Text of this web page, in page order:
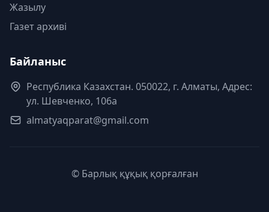
Жазылу
Газет архиві
Байланыс
Республика Казахстан. 050022, г. Алматы, Адрес:
ул. Шевченко, 106а
almatyaqparat@gmail.com
© Барлық құқық қорғалған